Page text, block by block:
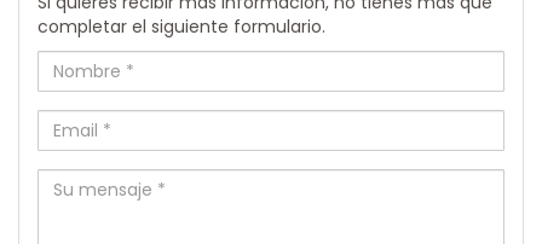
completar el siguiente formulario.